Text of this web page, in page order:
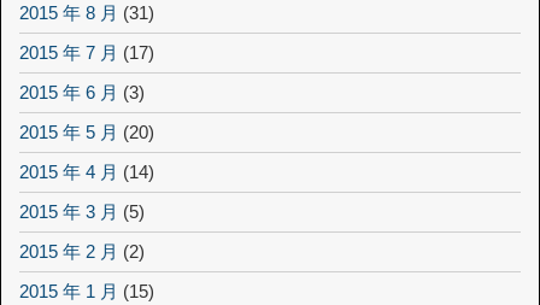
2015 年 8 月 (31)
2015 年 7 月 (17)
2015 年 6 月 (3)
2015 年 5 月 (20)
2015 年 4 月 (14)
2015 年 3 月 (5)
2015 年 2 月 (2)
2015 年 1 月 (15)